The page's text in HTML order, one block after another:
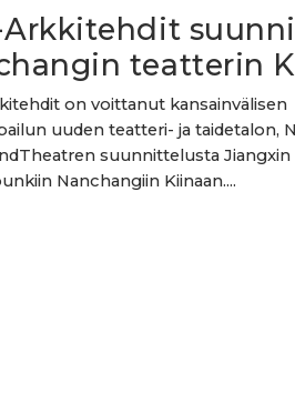
Arkkitehdit
teatterin
on voittanut kansainvälisen
uuden teatteri- ja taidetalon,
suunnittelusta
Nanchangiin Kiinaan....